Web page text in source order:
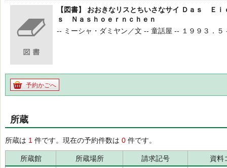
【図書】 おおきなリスとちいさなサイ Ｄａｓ Ｅ
ｓ Ｎａｓｈｏｅｒｎｃｈｅｎ
-- ミーシャ・ダミヤン／文 -- 童話屋 -- １９９３．５
予約かごへ
所蔵
所蔵は 1 件です。現在の予約件数は 0 件です。
所蔵館 所蔵場所 請求記号
資料